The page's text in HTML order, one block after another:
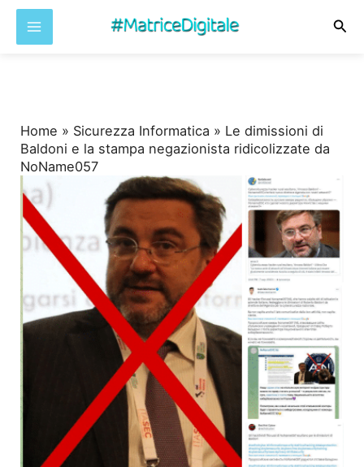
Home » Sicurezza Informatica » Le dimissioni di
Baldoni e la stampa negazionista ridicolizzate da
NoName057